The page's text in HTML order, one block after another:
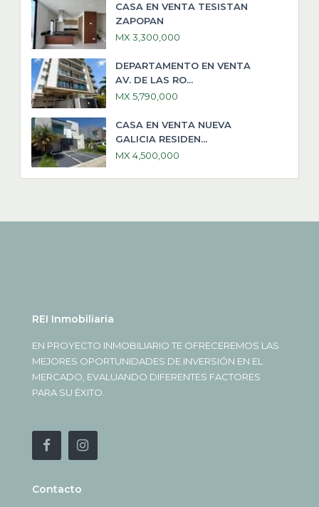
CASA EN VENTA TESISTAN
ZAPOPAN
MX 3,300,000
DEPARTAMENTO EN VENTA
AV. DE LAS RO...
MX 5,790,000
CASA EN VENTA NUEVA
GALICIA RESIDEN...
MX 4,500,000
REI Inmobiliaria
EN PROYECTO INMOBILIARIO TE OFRECEREMOS LAS
MEJORES OPORTUNIDADES DE INVERSIÓN EN EL
MERCADO, EVALUANDO DIFERENTES FACTORES
PARA SU ÉXITO.
Contacto